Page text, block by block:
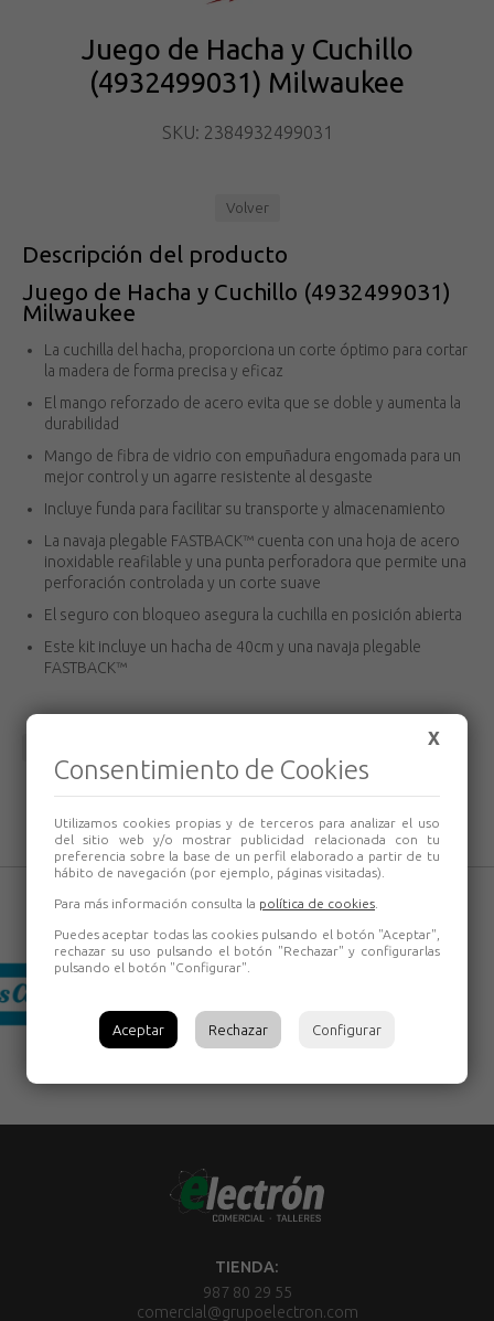
Juego de Hacha y Cuchillo
(4932499031) Milwaukee
SKU: 2384932499031
Volver
Descripción del producto
Juego de Hacha y Cuchillo (4932499031)
Milwaukee
La cuchilla del hacha, proporciona un corte óptimo para cortar
la madera de forma precisa y eficaz
El mango reforzado de acero evita que se doble y aumenta la
durabilidad
Mango de fibra de vidrio con empuñadura engomada para un
mejor control y un agarre resistente al desgaste
Incluye funda para facilitar su transporte y almacenamiento
La navaja plegable FASTBACK™ cuenta con una hoja de acero
inoxidable reafilable y una punta perforadora que permite una
perforación controlada y un corte suave
El seguro con bloqueo asegura la cuchilla en posición abierta
Este kit incluye un hacha de 40cm y una navaja plegable
FASTBACK™
TIENDA:
987 80 29 55
comercial@grupoelectron.com
X
Consentimiento de Cookies
Utilizamos cookies propias y de terceros para analizar el uso
del sitio web y/o mostrar publicidad relacionada con tu
preferencia sobre la base de un perfil elaborado a partir de tu
hábito de navegación (por ejemplo, páginas visitadas).
Para más información consulta la política de cookies
Puedes aceptar todas las cookies pulsando el botón "Aceptar",
rechazar su uso pulsando el botón "Rechazar" y configurarlas
pulsando el botón "Configurar".
Aceptar Rechazar Configurar